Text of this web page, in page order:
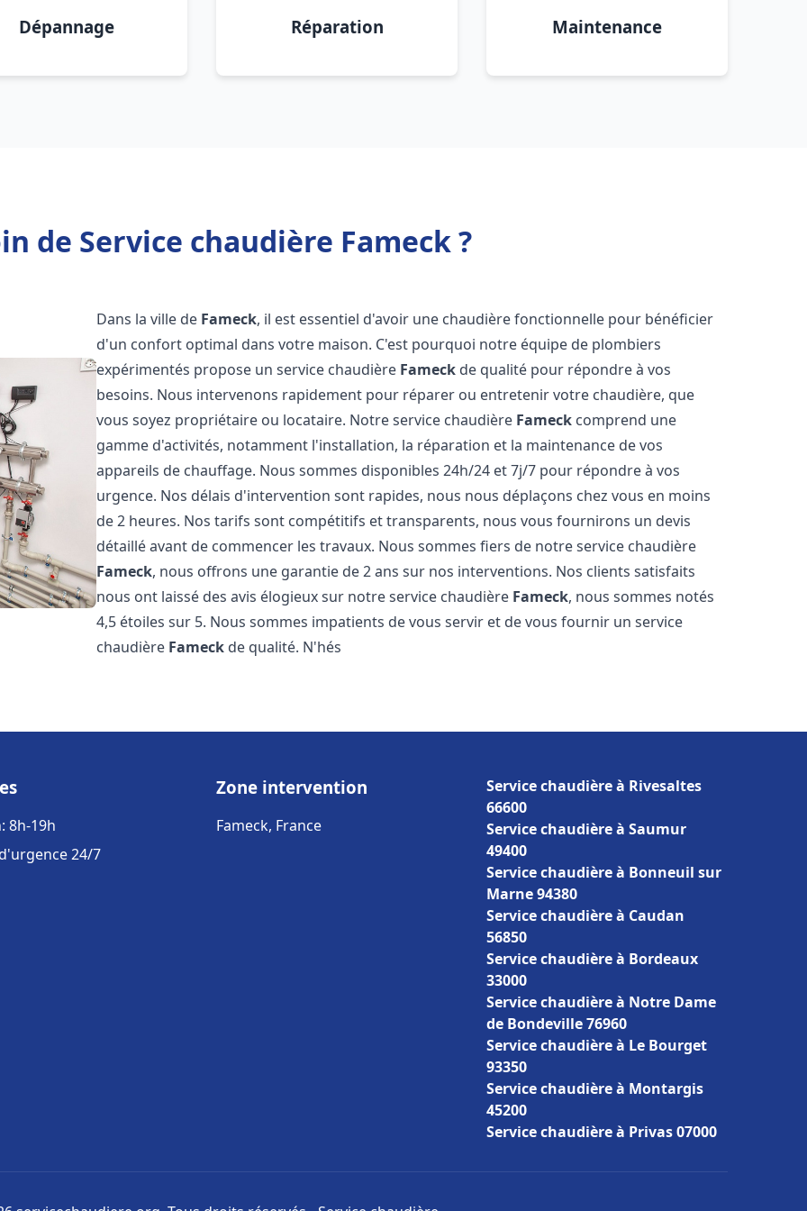
Dépannage Réparation Maintenance
de Service chaudière Fameck ?
Dans la ville de Fameck, il est essentiel d'avoir une chaudière fonctionnelle pour bénéficier
d'un confort optimal dans votre maison. C'est pourquoi notre équipe de plombiers
expérimentés propose un service chaudière Fameck de qualité pour répondre à vos
besoins. Nous intervenons rapidement pour réparer ou entretenir votre chaudière, que
vous soyez propriétaire ou locataire. Notre service chaudière Fameck comprend une
gamme d'activités, notamment l'installation, la réparation et la maintenance de vos
appareils de chauffage. Nous sommes disponibles 24h/24 et 7j/7 pour répondre à vos
urgence. Nos délais d'intervention sont rapides, nous nous déplaçons chez vous en moins
de 2 heures. Nos tarifs sont compétitifs et transparents, nous vous fournirons un devis
détaillé avant de commencer les travaux. Nous sommes fiers de notre service chaudière
Fameck, nous offrons une garantie de 2 ans sur nos interventions. Nos clients satisfaits
nous ont laissé des avis élogieux sur notre service chaudière Fameck, nous sommes notés
4,5 étoiles sur 5. Nous sommes impatients de vous servir et de vous fournir un service
chaudière Fameck de qualité. N'hés
8h-19h
24/7
Zone intervention
Fameck, France
Service chaudière à Rivesaltes
66600
Service chaudière à Saumur
49400
Service chaudière à Bonneuil sur
Marne 94380
Service chaudière à Caudan
56850
Service chaudière à Bordeaux
33000
Service chaudière à Notre Dame
de Bondeville 76960
Service chaudière à Le Bourget
93350
Service chaudière à Montargis
45200
Service chaudière à Privas 07000